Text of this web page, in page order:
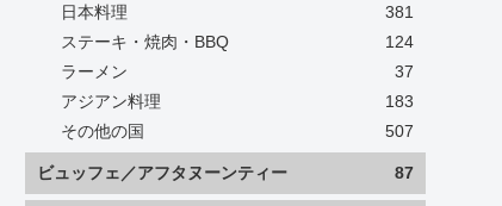
日本料理
381
ステーキ・焼肉・BBQ
124
ラーメン
37
アジアン料理
183
その他の国
507
ビュッフェ／アフタヌーンティー 87